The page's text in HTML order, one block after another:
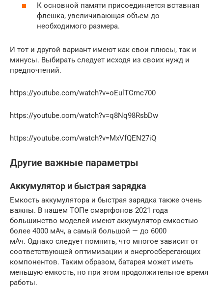
К основной памяти присоединяется вставная
флешка, увеличивающая объем до
необходимого размера.
И тот и другой вариант имеют как свои плюсы, так и
минусы. Выбирать следует исходя из своих нужд и
предпочтений.
https://youtube.com/watch?v=oEulTCmc700
https://youtube.com/watch?v=q8Nq98RsbDw
https://youtube.com/watch?v=MxVfQEN27iQ
Другие важные параметры
Аккумулятор и быстрая зарядка
Емкость аккумулятора и быстрая зарядка также очень
важны. В нашем ТОПе смартфонов 2021 года
большинство моделей имеют аккумулятор емкостью
более 4000 мАч, а самый большой — до 6000
мАч. Однако следует помнить, что многое зависит от
соответствующей оптимизации и энергосберегающих
компонентов. Таким образом, батарея может иметь
меньшую емкость, но при этом продолжительное время
работы.